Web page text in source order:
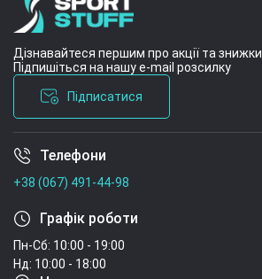
Дізнавайтеся першим про акції та знижки
Підпишіться на нашу e-mail розсилку
Підписатися
Умови угоди
Телефони
+38 (067) 491-44-98
Графік роботи
Пн-Сб: 10:00 - 19:00
Нд: 10:00 - 18:00